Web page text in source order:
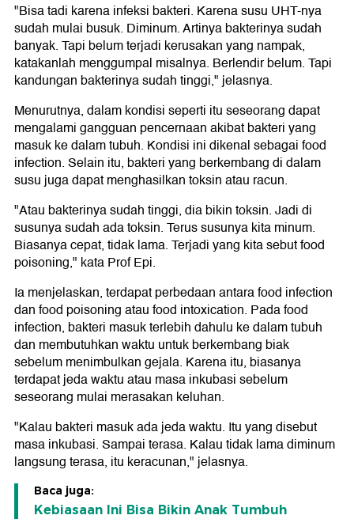
"Bisa tadi karena infeksi bakteri. Karena susu UHT-nya
sudah mulai busuk. Diminum. Artinya bakterinya sudah
banyak. Tapi belum terjadi kerusakan yang nampak,
katakanlah menggumpal misalnya. Berlendir belum. Tapi
kandungan bakterinya sudah tinggi," jelasnya.
Menurutnya, dalam kondisi seperti itu seseorang dapat
mengalami gangguan pencernaan akibat bakteri yang
masuk ke dalam tubuh. Kondisi ini dikenal sebagai food
infection. Selain itu, bakteri yang berkembang di dalam
susu juga dapat menghasilkan toksin atau racun.
"Atau bakterinya sudah tinggi, dia bikin toksin. Jadi di
susunya sudah ada toksin. Terus susunya kita minum.
Biasanya cepat, tidak lama. Terjadi yang kita sebut food
poisoning," kata Prof Epi.
Ia menjelaskan, terdapat perbedaan antara food infection
dan food poisoning atau food intoxication. Pada food
infection, bakteri masuk terlebih dahulu ke dalam tubuh
dan membutuhkan waktu untuk berkembang biak
sebelum menimbulkan gejala. Karena itu, biasanya
terdapat jeda waktu atau masa inkubasi sebelum
seseorang mulai merasakan keluhan.
"Kalau bakteri masuk ada jeda waktu. Itu yang disebut
masa inkubasi. Sampai terasa. Kalau tidak lama diminum
langsung terasa, itu keracunan," jelasnya.
Baca juga:
Kebiasaan Ini Bisa Bikin Anak Tumbuh